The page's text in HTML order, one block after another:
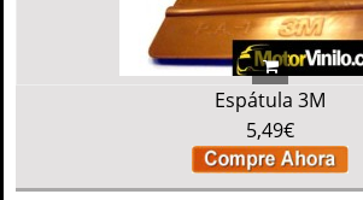
Espátula 3M
5,49€